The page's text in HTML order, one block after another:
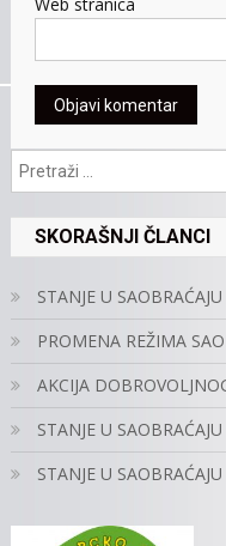
SKORAŠNJI ČLANCI
STANJE U SAOBRAĆAJU
PROMENA REŽIMA
AKCIJA
STANJE U SAOBRAĆAJU
STANJE U SAOBRAĆAJU